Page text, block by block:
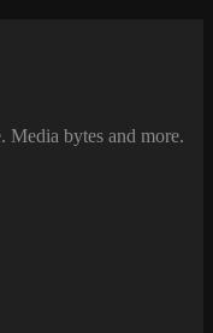
bytes and more.